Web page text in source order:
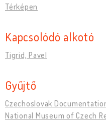
Térképen
Kapcsolódó alkotó
Tigrid, Pavel
Gyűjtő
Czechoslovak
National Museum of Czech